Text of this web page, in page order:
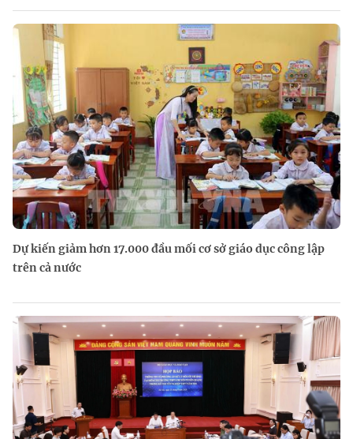
Dự kiến giảm hơn 17.000 đầu mối cơ sở giáo dục công lập
trên cả nước